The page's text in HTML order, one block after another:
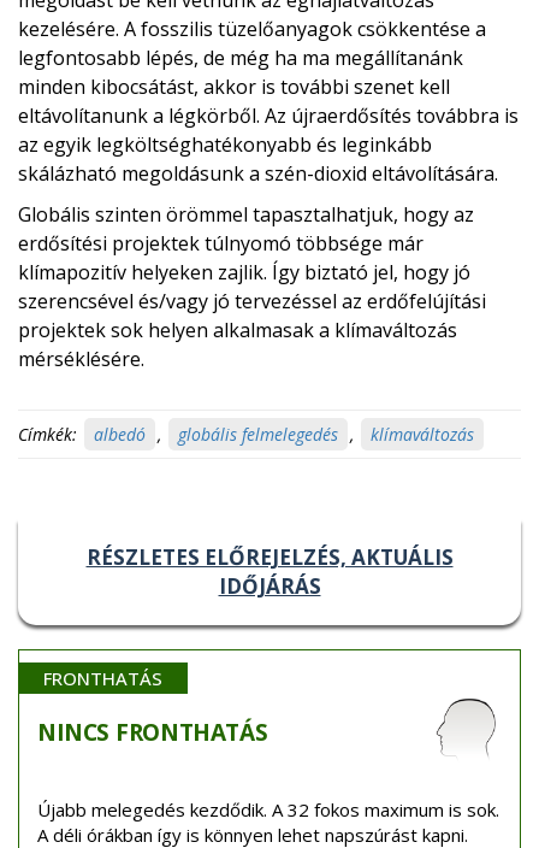
kezelésére. A fosszilis tüzelőanyagok csökkentése a
legfontosabb lépés, de még ha ma megállítanánk
minden kibocsátást, akkor is további szenet kell
eltávolítanunk a légkörből. Az újraerdősítés továbbra is
az egyik legköltséghatékonyabb és leginkább
skálázható megoldásunk a szén-dioxid eltávolítására.
Globális szinten örömmel tapasztalhatjuk, hogy az
erdősítési projektek túlnyomó többsége már
klímapozitív helyeken zajlik. Így biztató jel, hogy jó
szerencsével és/vagy jó tervezéssel az erdőfelújítási
projektek sok helyen alkalmasak a klímaváltozás
mérséklésére.
Címkék: albedó , globális felmelegedés , klímaváltozás
RÉSZLETES ELŐREJELZÉS, AKTUÁLIS
IDŐJÁRÁS
FRONTHATÁS
NINCS FRONTHATÁS
Újabb melegedés kezdődik. A 32 fokos maximum is sok.
A déli órákban így is könnyen lehet napszúrást kapni.